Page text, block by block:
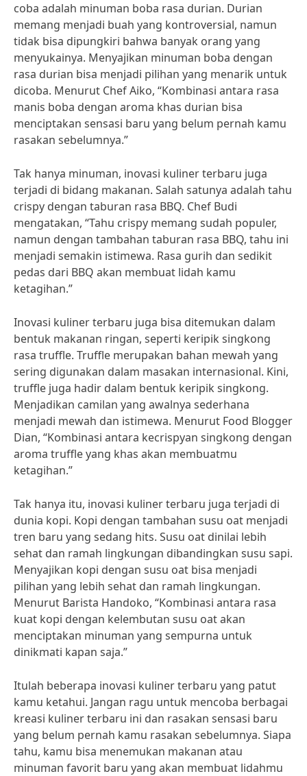
coba adalah minuman boba rasa durian. Durian
memang menjadi buah yang kontroversial, namun
tidak bisa dipungkiri bahwa banyak orang yang
menyukainya. Menyajikan minuman boba dengan
rasa durian bisa menjadi pilihan yang menarik untuk
dicoba. Menurut Chef Aiko, “Kombinasi antara rasa
manis boba dengan aroma khas durian bisa
menciptakan sensasi baru yang belum pernah kamu
rasakan sebelumnya.”
Tak hanya minuman, inovasi kuliner terbaru juga
terjadi di bidang makanan. Salah satunya adalah tahu
crispy dengan taburan rasa BBQ. Chef Budi
mengatakan, “Tahu crispy memang sudah populer,
namun dengan tambahan taburan rasa BBQ, tahu ini
menjadi semakin istimewa. Rasa gurih dan sedikit
pedas dari BBQ akan membuat lidah kamu
ketagihan.”
Inovasi kuliner terbaru juga bisa ditemukan dalam
bentuk makanan ringan, seperti keripik singkong
rasa truffle. Truffle merupakan bahan mewah yang
sering digunakan dalam masakan internasional. Kini,
truffle juga hadir dalam bentuk keripik singkong.
Menjadikan camilan yang awalnya sederhana
menjadi mewah dan istimewa. Menurut Food Blogger
Dian, “Kombinasi antara kecrispyan singkong dengan
aroma truffle yang khas akan membuatmu
ketagihan.”
Tak hanya itu, inovasi kuliner terbaru juga terjadi di
dunia kopi. Kopi dengan tambahan susu oat menjadi
tren baru yang sedang hits. Susu oat dinilai lebih
sehat dan ramah lingkungan dibandingkan susu sapi.
Menyajikan kopi dengan susu oat bisa menjadi
pilihan yang lebih sehat dan ramah lingkungan.
Menurut Barista Handoko, “Kombinasi antara rasa
kuat kopi dengan kelembutan susu oat akan
menciptakan minuman yang sempurna untuk
dinikmati kapan saja.”
Itulah beberapa inovasi kuliner terbaru yang patut
kamu ketahui. Jangan ragu untuk mencoba berbagai
kreasi kuliner terbaru ini dan rasakan sensasi baru
yang belum pernah kamu rasakan sebelumnya. Siapa
tahu, kamu bisa menemukan makanan atau
minuman favorit baru yang akan membuat lidahmu